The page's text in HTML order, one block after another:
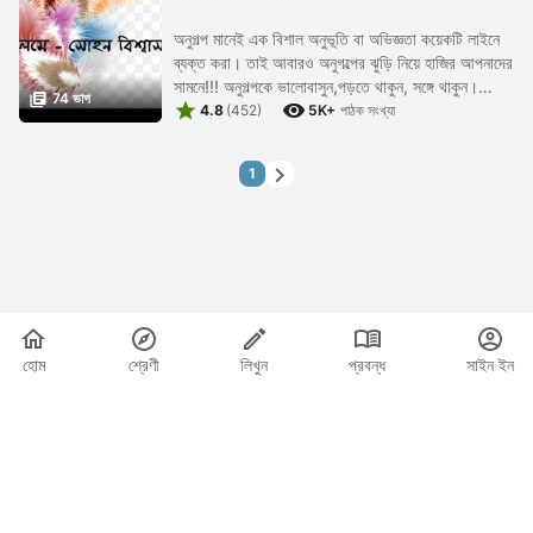
 74 ভাগ
অনুগল্প মানেই এক বিশাল অনুভূতি বা অভিজ্ঞতা কয়েকটি লাইনে
ব্যক্ত করা। তাই আবারও অনুগল্পের ঝুড়ি নিয়ে হাজির আপনাদের
সামনে!!! অনুগল্পকে ভালোবাসুন,পড়তে থাকুন, সঙ্গে থাকুন।
অবশ্যই সমর্থন জানাতে ভুলবেন না।
 4.8 (452)  5K+ পাঠক সংখ্যা
1 
হোম শ্রেণী লিখুন প্রবন্ধ সাইন ইন